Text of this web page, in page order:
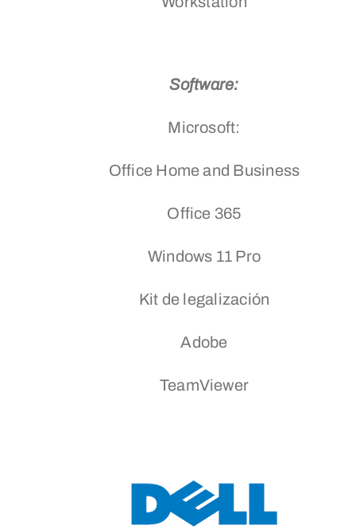
Software:
Microsoft:
Office Home and Business
Office 365
Windows 11 Pro
Kit de legalización
Adobe
TeamViewer